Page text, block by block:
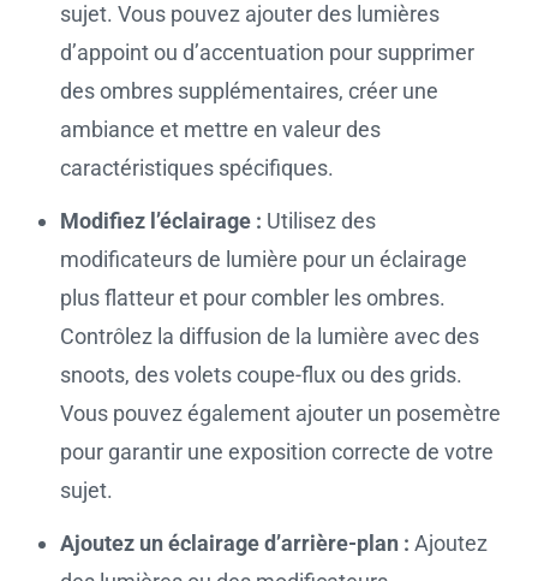
sujet. Vous pouvez ajouter des lumières
d’appoint ou d’accentuation pour supprimer
des ombres supplémentaires, créer une
ambiance et mettre en valeur des
caractéristiques spécifiques.
Modifiez l’éclairage : Utilisez des
modificateurs de lumière pour un éclairage
plus flatteur et pour combler les ombres.
Contrôlez la diffusion de la lumière avec des
snoots, des volets coupe-flux ou des grids.
Vous pouvez également ajouter un posemètre
pour garantir une exposition correcte de votre
sujet.
Ajoutez un éclairage d’arrière-plan : Ajoutez